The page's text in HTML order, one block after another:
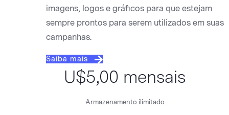
imagens, logos e gráficos para que estejam
sempre prontos para serem utilizados em suas
campanhas.
Saiba mais
U$5,00 mensais
Armazenamento ilimitado